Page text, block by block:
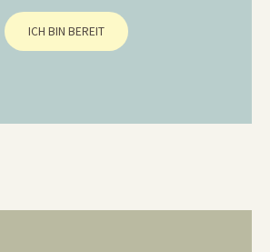
ICH BIN BEREIT